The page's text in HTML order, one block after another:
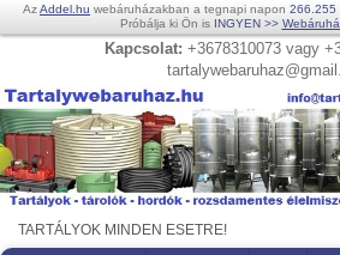
AzAddel.hu webáruházakban a tegnapi napon 266.255
Próbálja ki Ön is INGYEN >>
Kapcsolat: +3678310073 vagy
TARTÁLYOK MINDEN ESETRE!